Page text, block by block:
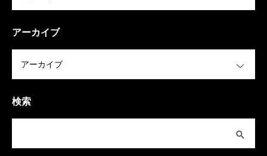
アーカイブ
検索